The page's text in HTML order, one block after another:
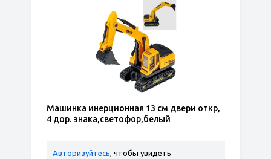
Машинка инерционная 13 см двери откр,
4 дор. знака,светофор,белый
Авторизуйтесь, чтобы увидеть